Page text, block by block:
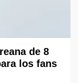
de 8
los fans